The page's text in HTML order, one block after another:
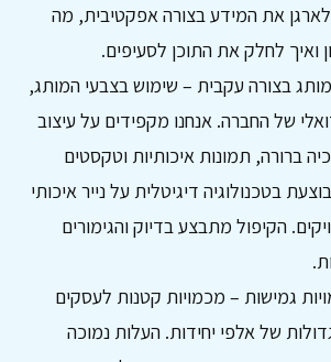
לארגן את המידע בצורה אפקטיבית, מה
ואיך לחלק את התוכן לסעיפים.
בצורה עקבית – שימוש בצבעי המותג,
של החברה. אנחנו מקפידים על עיצוב
ברורה, תמונות איכותיות וטקסטים
בטכנולוגיה דיגיטלית על נייר איכותי
הקיפול מתבצע בדיוק והגימורים
גמישות – מכמויות קטנות לעסקים
של אלפי יחידות. העלות נמוכה